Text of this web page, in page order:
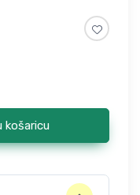
košaricu